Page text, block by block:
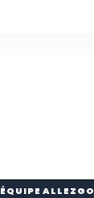
ÉQUIPE ALLEZGO